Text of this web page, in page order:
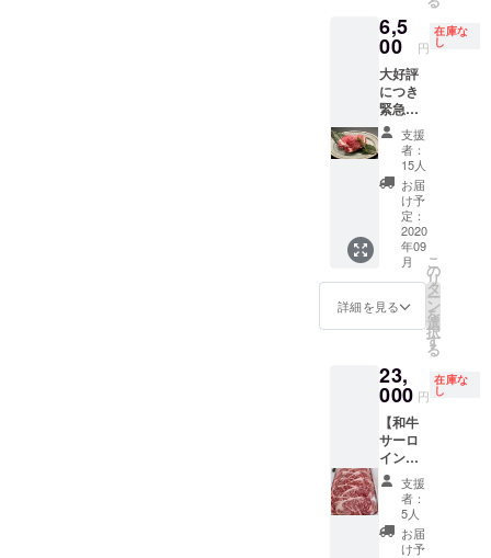
お名前
（HP掲
載用・
ニック
ネーム
可）を
ご記入
くださ
い。
時、必
ず備考
欄にご
希望の
お名前
（HP掲
載用・
ニック
ネーム
可）を
ご記入
くださ
い。
掲載位
置につ
きまし
ては、
お選び
いただ
けませ
謝の
メール
Bebado
sのHP
内『プ
ロジェ
援者一
覧』へ
※支援
時、必
ず備考
欄にご
希望の
お名前
（HP掲
載用・
ニック
ネーム
ナオよ
り発送
ます。
・感謝
のメー
ル ・
Bebado
sのHP
内『プ
ロジェ
クト支
援者一
覧』へ
のお名
前掲載
※支援
希望の
お名前
（HP掲
載用・
ニック
ネーム
可）を
ご記入
くださ
い。
援にな
る！ ◆
限定25
セッ
ト！ ※
写真は
イメー
ジです
※送料込
み ※こ
のリ
ターン
は、株
式会社
ナオよ
り発送
いたし
ル ・
Bebado
内『プ
ロジェ
クト支
援者一
覧』へ
のお名
前掲載
※支援
6,5
00 円
在庫な
し
大好評
につき
緊急追
加！
【国産
牛ヒレ
ステー
キセッ
（200g
枚）】
★はっ
きり
言っ
ちゃ美
味しい
です！
◆クラ
ウド
ファン
ディン
グ特別
価格！
◆お肉
を食べ
支援
者：
15人
お届
け予
定：
2020
年09
月
詳細を見る
こ
の
リ
タ
ー
ン
を
選
択
す
る
23,
000 円
在庫な
し
【和牛
サーロ
インス
テーキ
10枚
セット
（200g
×10
支援
者：
5人
お届
け予